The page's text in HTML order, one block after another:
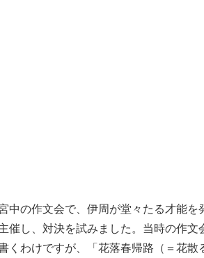
中の作文会で、伊周が堂々たる才能を
催し、対決を試みました。当時の作文
くわけですが、「花落春帰路（＝花